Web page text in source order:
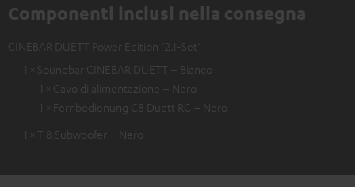
Componenti inclusi nella consegna
CINEBAR DUETT Power Edition "2.1-Set"
1 × Soundbar CINEBAR DUETT – Bianco
1 × Cavo di alimentazione – Nero
1 × Fernbedienung CB Duett RC – Nero
1 × T 8 Subwoofer – Nero